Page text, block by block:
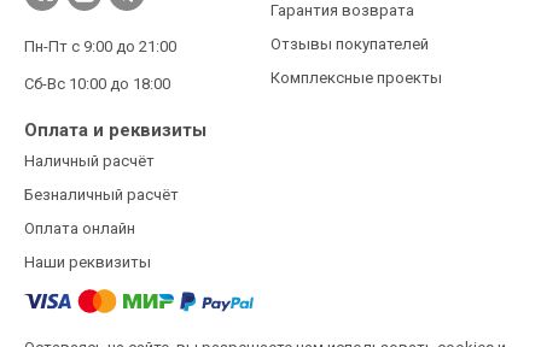
Пн-Пт с 9:00 до 21:00
Сб-Вс 10:00 до 18:00
Гарантия возврата
Отзывы покупателей
Комплексные проекты
Оплата и реквизиты
Наличный расчёт
Безналичный расчёт
Оплата онлайн
Наши реквизиты